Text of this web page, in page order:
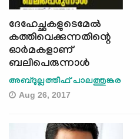
ദേഹേച്ഛകളുടെമേല്‍
കത്തിവെക്കുന്നതിന്റെ
ഓര്‍മകളാണ്
ബലിപെരുന്നാള്‍
അബ്ദുല്ലത്തീഫ് പാലത്തുങ്കര
Aug 26, 2017